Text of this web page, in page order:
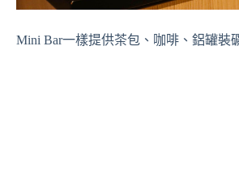
Mini Bar一樣提供茶包、咖啡、鋁罐裝